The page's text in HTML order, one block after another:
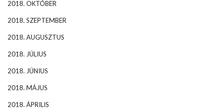
2018. OKTÓBER
2018. SZEPTEMBER
2018. AUGUSZTUS
2018. JÚLIUS
2018. JÚNIUS
2018. MÁJUS
2018. ÁPRILIS